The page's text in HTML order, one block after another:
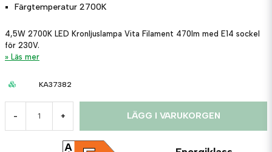
Färgtemperatur 2700K
4,5W 2700K LED Kronljuslampa Vita Filament 470lm med E14 sockel
för 230V.
Läs mer
KA37382
- + LÄGG I VARUKORGEN
A